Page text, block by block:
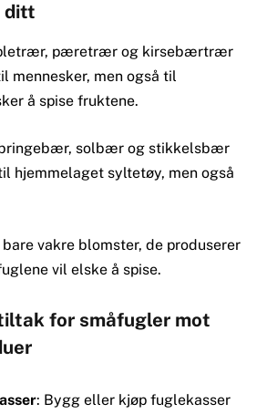
ditt
pæretrær og kirsebærtrær
mennesker, men også til
å spise fruktene.
solbær og stikkelsbær
hjemmelaget syltetøy, men også
vakre blomster, de produserer
vil elske å spise.
for småfugler mot
: Bygg eller kjøp fuglekasser